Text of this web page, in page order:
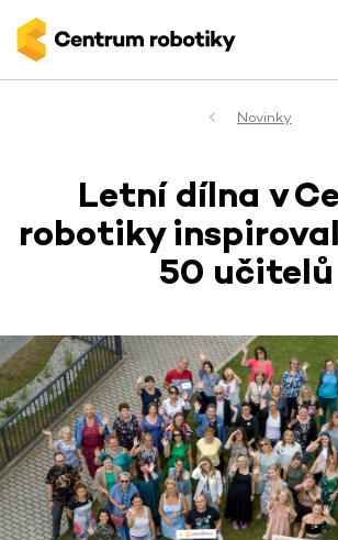
Novinky
Letní dílna v
robotiky
50 učitelů